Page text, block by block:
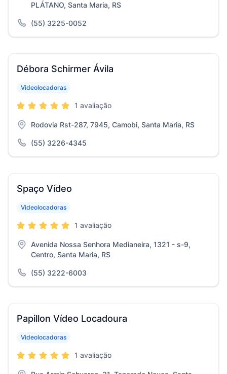
PLÁTANO, Santa Maria, RS
(55) 3225-0052
Débora Schirmer Ávila
Videolocadoras
1 avaliação
Rodovia Rst-287, 7945, Camobi, Santa Maria, RS
(55) 3226-4345
Spaço Vídeo
Videolocadoras
1 avaliação
Avenida Nossa Senhora Medianeira, 1321 - s-9,
Centro, Santa Maria, RS
(55) 3222-6003
Papillon Vídeo Locadoura
Videolocadoras
1 avaliação